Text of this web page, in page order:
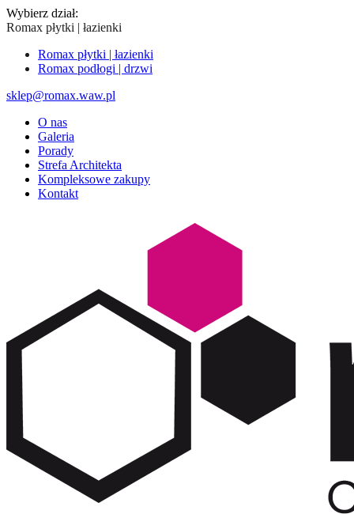
Wybierz dział:
Romax płytki | łazienki
Romax płytki | łazienki
Romax podłogi | drzwi
sklep@romax.waw.pl
O nas
Galeria
Porady
Strefa Architekta
Kompleksowe zakupy
Kontakt